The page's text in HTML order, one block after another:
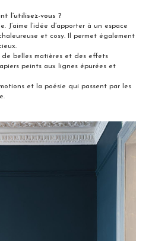
l’utilisez-vous ?
J’aime l’idée d’apporter à un espace
et cosy. Il permet également
de belles matières et des effets
peints aux lignes épurées et
et la poésie qui passent par les